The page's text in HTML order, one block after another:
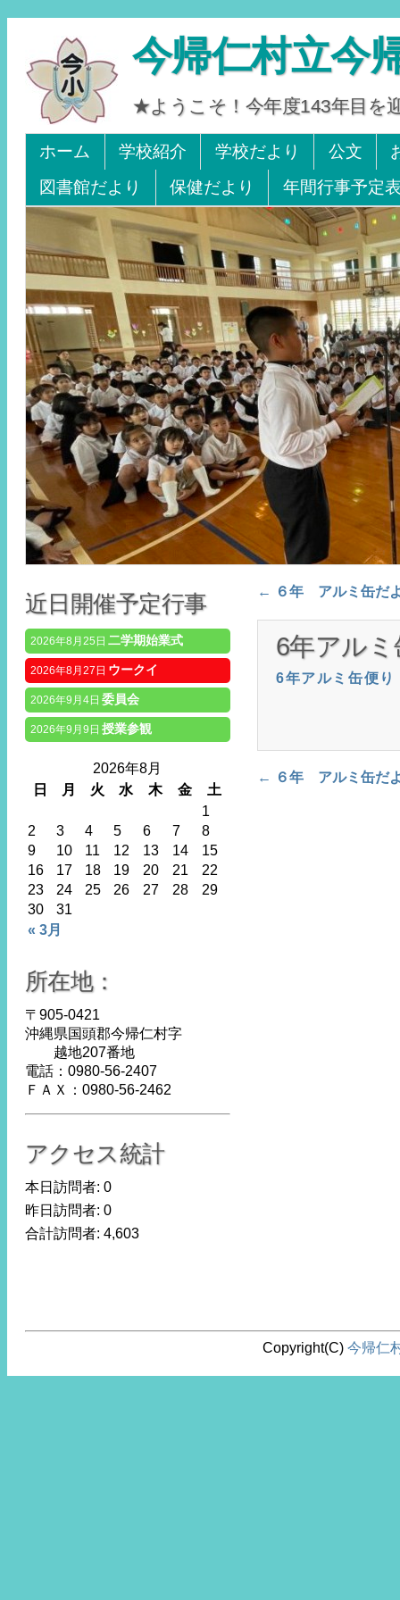
今帰仁村立今
★ようこそ！今年度143年目を
Tel 0980-56-2405. Fax 0980-56-2242
ホーム 学校紹介 学校だより 公文
図書館だより
保健だより 年間行事予定
Post
← ６年 アルミ缶だ
6年アル
6年アルミ缶便り
Post
← ６年 アルミ缶だ
近日開催予定行事
2026年8月25日 二学期始業式
2026年8月27日 ウークイ
2026年9月4日 委員会
2026年9月9日 授業参観
2026年8月
日
月 火 水 木 金 土
« 3月
1
2
3 4 5 6 7
8
9
10 11 12 13 14
15
16
17 18 19 20 21
22
23
24 25 26 27 28
29
30
31
所在地：
〒905-0421
沖縄県国頭郡今帰仁村字
越地207番地
電話：0980-56-2407
ＦＡＸ：0980-56-2462
アクセス統計
本日訪問者: 0
昨日訪問者: 0
合計訪問者: 4,603
Copyright(C)今帰仁